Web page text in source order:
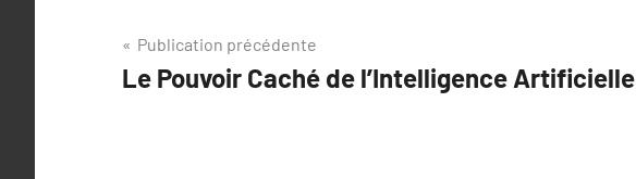
Navigation
de
Publication précédente
Le Pouvoir Caché de l’Intelligence Artificielle